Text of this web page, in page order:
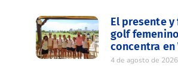
El presente
golf
concentra
4 de agosto de 2026